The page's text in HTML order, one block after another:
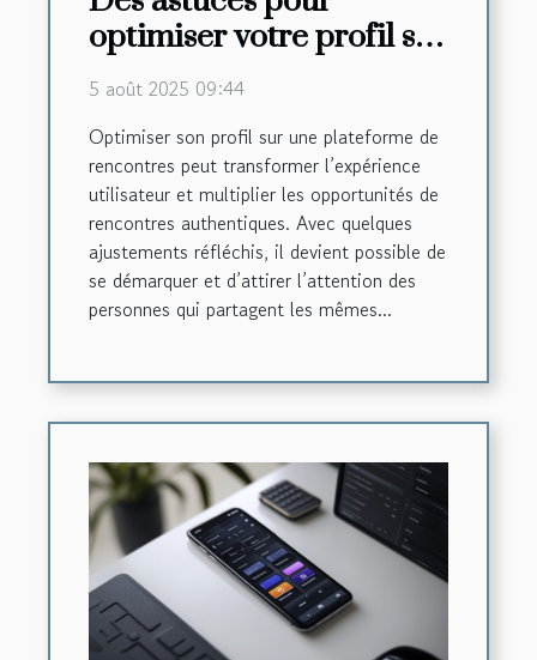
optimiser votre profil sur
une plateforme de
rencontres
5 août 2025 09:44
Optimiser son profil sur une plateforme de
rencontres peut transformer l’expérience
utilisateur et multiplier les opportunités de
rencontres authentiques. Avec quelques
ajustements réfléchis, il devient possible de
se démarquer et d’attirer l’attention des
personnes qui partagent les mêmes...